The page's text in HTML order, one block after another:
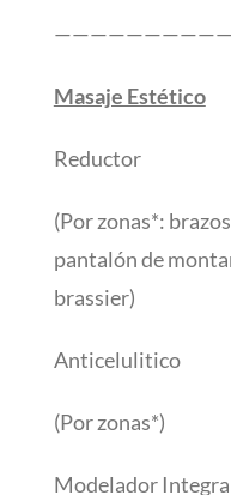
Masaje Estético
Reductor
(Por zonas*:
pantalón de
brassier)
Anticelulitico
(Por zonas*)
Modelador